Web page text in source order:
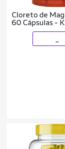
Cloreto de
60 Cápsulas -